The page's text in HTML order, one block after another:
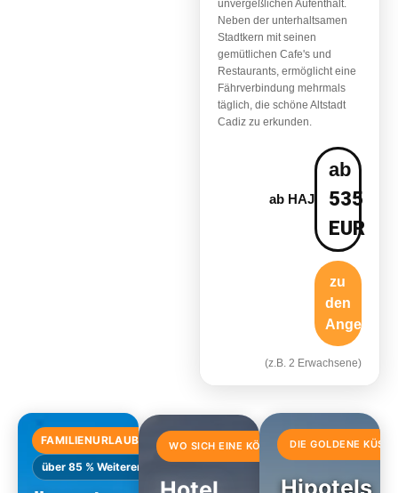
unvergeßlichen Aufenthalt.
Neben der unterhaltsamen
Stadtkern mit seinen
gemütlichen Cafe's und
Restaurants, ermöglicht eine
Fährverbindung mehrmals
täglich, die schöne Altstadt
Cadiz zu erkunden.
ab HAJ
ab
535
EUR
zu
den
(z.B. 2 Erwachsene)
FAMILIENURLAUB IN ANDALUSIEN
über 85 % Weiterempfehlung
WO SICH EINE KÖNIGIN EINE AUSZEIT
DIE GOLDENE
Hipotels